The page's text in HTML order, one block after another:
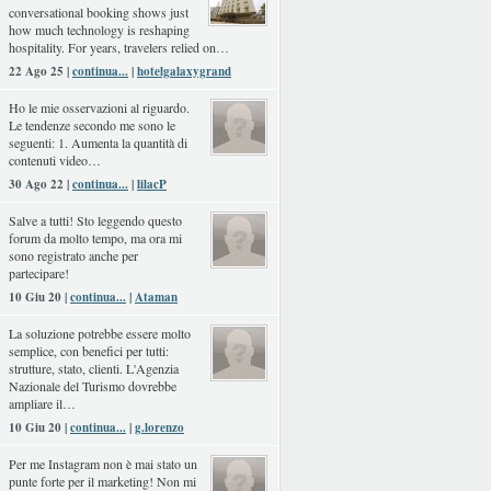
conversational booking shows just
how much technology is reshaping
hospitality. For years, travelers relied on…
22 Ago 25 |continua...|hotelgalaxygrand
Ho le mie osservazioni al riguardo.
Le tendenze secondo me sono le
seguenti: 1. Aumenta la quantità di
contenuti video…
30 Ago 22 |continua...|lilacP
Salve a tutti! Sto leggendo questo
forum da molto tempo, ma ora mi
sono registrato anche per
partecipare!
10 Giu 20 |continua...|Ataman
La soluzione potrebbe essere molto
semplice, con benefici per tutti:
strutture, stato, clienti. L'Agenzia
Nazionale del Turismo dovrebbe
ampliare il…
10 Giu 20 |continua...|g.lorenzo
Per me Instagram non è mai stato un
punte forte per il marketing! Non mi